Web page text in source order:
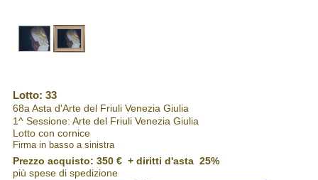
Lotto: 33
68a Asta d'Arte del Friuli Venezia Giulia
1^ Sessione: Arte del Friuli Venezia Giulia
Lotto con cornice
Firma in basso a sinistra
Prezzo acquisto: 350 €+ diritti d'asta 25%
più spese di spedizione